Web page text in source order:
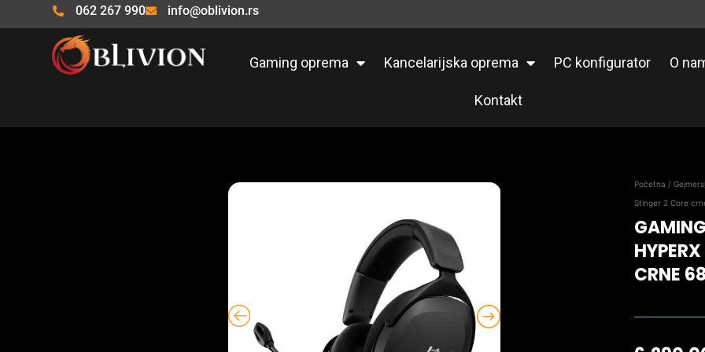
na
062 267 990 info@oblivion.rs
Gaming oprema Kancelarijska oprema PC konfigurator O
Kontakt
Početna /
Stinger 2 Core
CRNE